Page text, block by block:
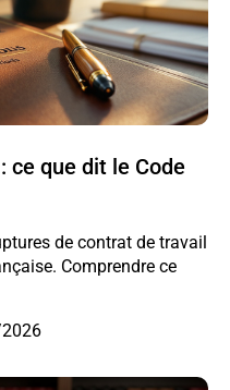
ce que dit le Code
de contrat de travail
Comprendre ce